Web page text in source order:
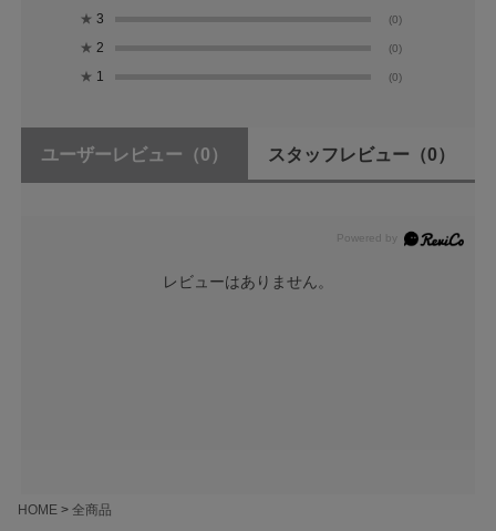
★ 3 (0)
★ 2 (0)
★ 1 (0)
ユーザーレビュー （0） スタッフレビュー （0）
レビューはありません。
HOME
全商品